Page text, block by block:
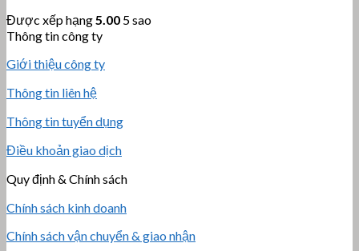
Được xếp hạng5.00 5 sao
Thông tin công ty
Giới thiệu công ty
Thông tin liên hệ
Thông tin tuyển dụng
Điều khoản giao dịch
Quy định & Chính sách
Chính sách kinh doanh
Chính sách vận chuyển & giao nhận